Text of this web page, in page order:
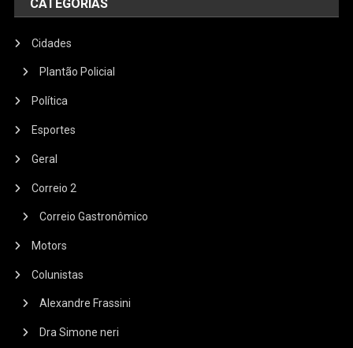
CATEGORIAS
Cidades
Plantão Policial
Política
Esportes
Geral
Correio 2
Correio Gastronômico
Motors
Colunistas
Alexandre Frassini
Dra Simone neri